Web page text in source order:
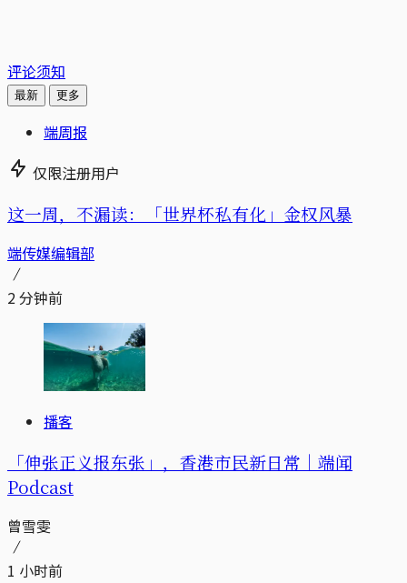
评论须知
最新 更多
端周报
仅限注册用户
这一周，不漏读：「世界杯私有化」金权风暴
端传媒编辑部
2 分钟前
播客
「伸张正义报东张」，香港市民新日常｜端闻
Podcast
曾雪雯
1 小时前